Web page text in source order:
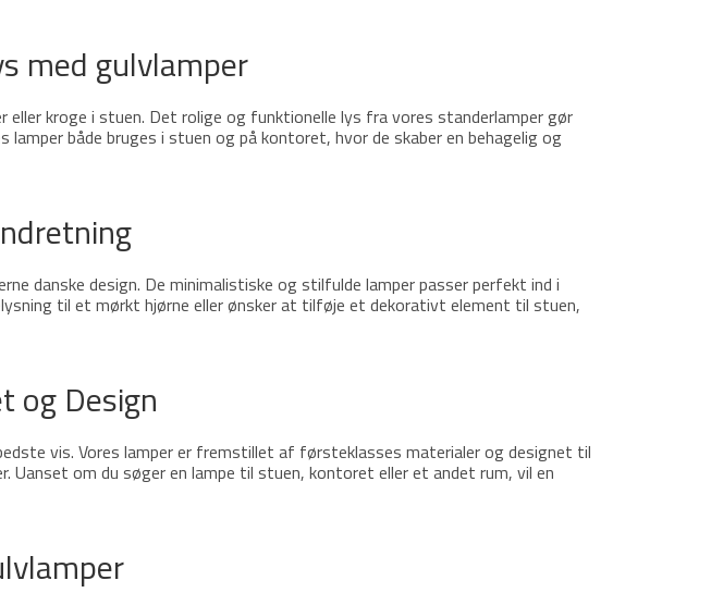
med gulvlamper
eller kroge i stuen. Det rolige og funktionelle lys fra vores standerlamper gør
både bruges i stuen og på kontoret, hvor de skaber en behagelig og
danske design. De minimalistiske og stilfulde lamper passer perfekt ind i
til et mørkt hjørne eller ønsker at tilføje et dekorativt element til stuen,
og Design
vis. Vores lamper er fremstillet af førsteklasses materialer og designet til
Uanset om du søger en lampe til stuen, kontoret eller et andet rum, vil en